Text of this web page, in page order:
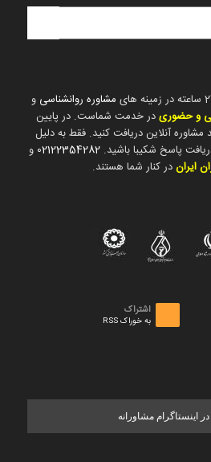
مشاوره روانشناسی و
و حضوریدر خدمت شماست. در پایین
آنلاین دریافت کنید. فقط به دلیل
پاسخ شکیبا باشید. 02122354282 و
ایراندر کنار شما هستند.
اشتراک
به خوراک RSS
اینستاگرام مشاورانه